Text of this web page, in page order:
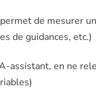
de mesurer
de guidances, etc.)
assistant, en ne